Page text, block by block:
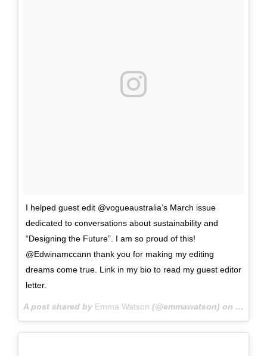
I helped guest edit @vogueaustralia’s March issue
dedicated to conversations about sustainability and
“Designing the Future”. I am so proud of this!
@Edwinamccann thank you for making my editing
dreams come true. Link in my bio to read my guest editor
letter.
A post shared by Emma Watson (@emmawatson) on Feb